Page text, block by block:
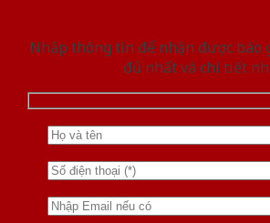
Nhập thông tin để nhận được báo
đủ nhất và chi tiết